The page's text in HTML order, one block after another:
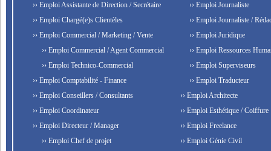
›› Emploi Assistante de Direction / Secrétaire
›› Emploi Chargé(e)s Clientèles
›› Emploi Commercial / Marketing / Vente
›› Emploi Commercial / Agent Commercial
›› Emploi Technico-Commercial
›› Emploi Comptabilité - Finance
›› Emploi Conseillers / Consultants
›› Emploi Coordinateur
›› Emploi Directeur / Manager
›› Emploi Chef de projet
›› Emploi Journaliste
›› Emploi Journaliste /
›› Emploi Juridique
›› Emploi Ressources
›› Emploi Superviseurs
›› Emploi Traducteur
›› Emploi Architecte
›› Emploi Esthétique / Coiffure
›› Emploi Freelance
›› Emploi Génie Civil